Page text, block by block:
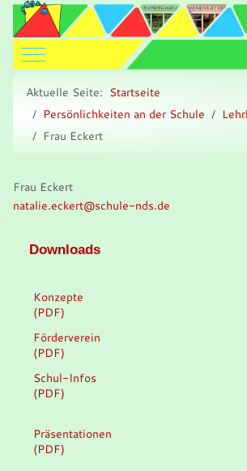
Mobile Menu Toggle
Aktuelle Seite: Startseite
Persönlichkeiten an der Schule
Frau Eckert
Frau Eckert
natalie.eckert@schule-nds.de
Downloads
Konzepte
(PDF)
Förderverein
(PDF)
Schul-Infos
(PDF)
Präsentationen
(PDF)